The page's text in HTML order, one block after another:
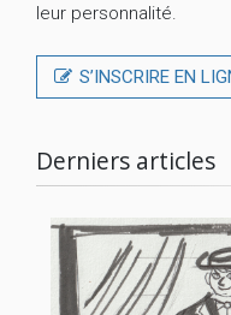
leur personnalité.
S’INSCRIRE EN
Derniers articles